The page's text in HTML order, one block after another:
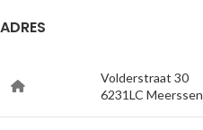
ADRES
Volderstraat 30
6231LC Meerssen